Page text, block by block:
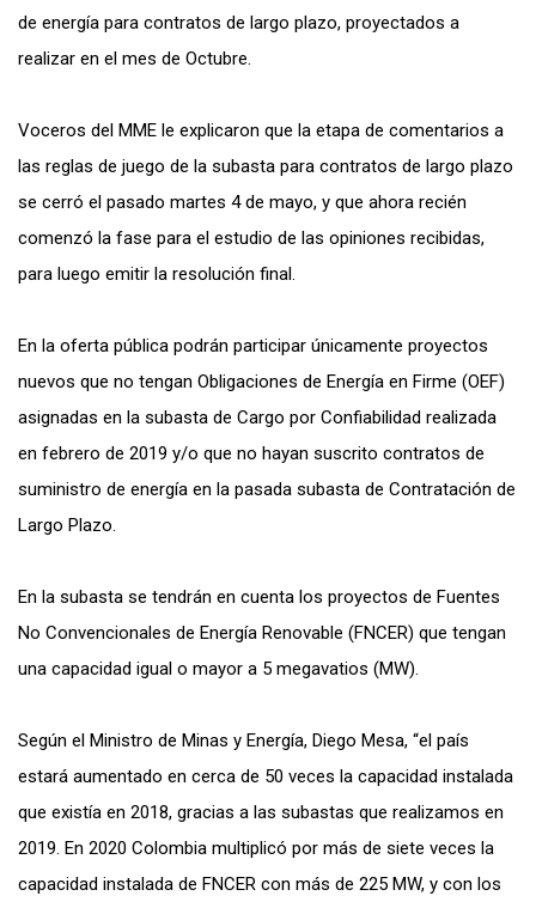
de energía para contratos de largo plazo, proyectados a
realizar en el mes de Octubre.
Voceros del MME le explicaron que la etapa de comentarios a
las reglas de juego de la subasta para contratos de largo plazo
se cerró el pasado martes 4 de mayo, y que ahora recién
comenzó la fase para el estudio de las opiniones recibidas,
para luego emitir la resolución final.
En la oferta pública podrán participar únicamente proyectos
nuevos que no tengan Obligaciones de Energía en Firme (OEF)
asignadas en la subasta de Cargo por Confiabilidad realizada
en febrero de 2019 y/o que no hayan suscrito contratos de
suministro de energía en la pasada subasta de Contratación de
Largo Plazo.
En la subasta se tendrán en cuenta los proyectos de Fuentes
No Convencionales de Energía Renovable (FNCER) que tengan
una capacidad igual o mayor a 5 megavatios (MW).
Según el Ministro de Minas y Energía, Diego Mesa, “el país
estará aumentado en cerca de 50 veces la capacidad instalada
que existía en 2018, gracias a las subastas que realizamos en
2019. En 2020 Colombia multiplicó por más de siete veces la
capacidad instalada de FNCER con más de 225 MW, y con los